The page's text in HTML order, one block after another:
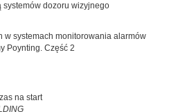
systemów dozoru wizyjnego
w systemach monitorowania alarmów
Poynting. Część 2
na start